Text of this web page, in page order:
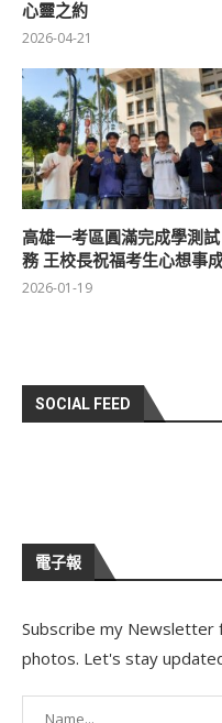
心靈之約
2026-04-21
高雄一考區圓滿完成學測試
務 王校長祝福考生心想事
2026-01-19
SOCIAL FEED
電子報
Subscribe my
photos. Let's stay